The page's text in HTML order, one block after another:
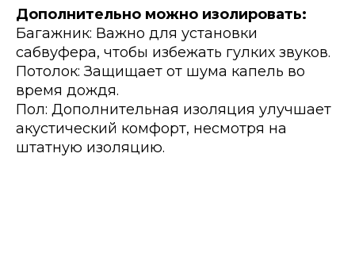
Дополнительно можно изолировать:
Багажник: Важно для установки
сабвуфера, чтобы избежать гулких звуков.
Потолок: Защищает от шума капель во
время дождя.
Пол: Дополнительная изоляция улучшает
акустический комфорт, несмотря на
штатную изоляцию.